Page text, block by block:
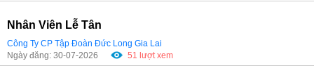
Nhân Viên Lễ Tân
Công Ty CP Tập Đoàn Đức Long Gia Lai
Ngày đăng: 30-07-2026
51 lượt xem